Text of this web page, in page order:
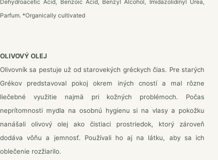
Dehydroacetic Acid, Benzoic Acid, Benzyl Alcohol, Imidazolidinyl Urea,
Parfum. *Organically cultivated
OLIVOVÝ OLEJ
Olivovník sa pestuje už od starovekých gréckych čias. Pre starých
Grékov predstavoval pokoj okrem iných cností a mal rôzne
liečebné využitie najmä pri kožných problémoch. Počas
neprítomnosti mydla na osobnú hygienu si na vlasy a pokožku
nanášali olivový olej ako čistiaci prostriedok, ktorý zároveň
dodáva vôňu a jemnosť. Používali ho aj na látku, aby sa ich
oblečenie rozžiarilo.